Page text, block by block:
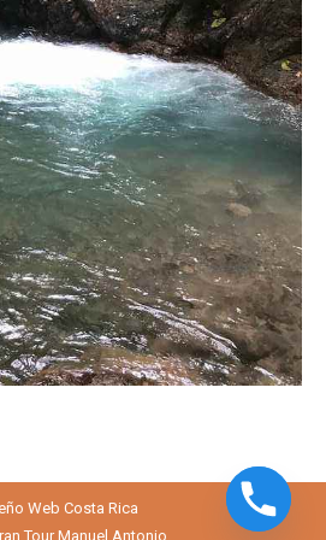
Web Costa Rica
Tour Manuel Antonio